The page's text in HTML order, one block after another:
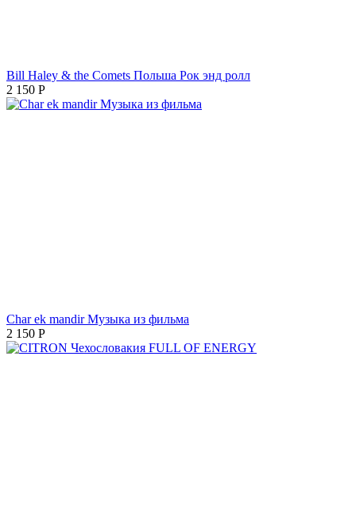
Bill Haley & the Comets Польша Рок энд ролл
2 150 Р
Char ek mandir Музыка из фильма
2 150 Р